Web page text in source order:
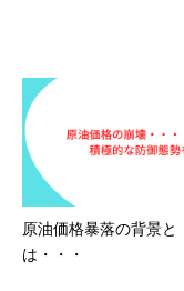
原油価格暴落の背景と
は・・・